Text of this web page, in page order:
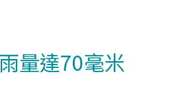
量達70毫米